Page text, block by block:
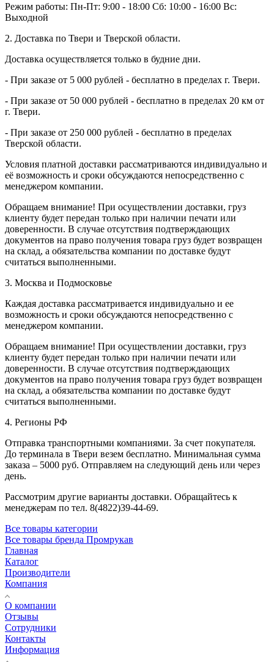
Режим работы: Пн-Пт: 9:00 - 18:00 Сб: 10:00 - 16:00 Вс:
Выходной
2. Доставка по Твери и Тверской области.
Доставка осуществляется только в будние дни.
- При заказе от 5 000 рублей - бесплатно в пределах г. Твери.
- При заказе от 50 000 рублей - бесплатно в пределах 20 км от
г. Твери.
- При заказе от 250 000 рублей - бесплатно в пределах
Тверской области.
Условия платной доставки рассматриваются индивидуально и
её возможность и сроки обсуждаются непосредственно с
менеджером компании.
Обращаем внимание! При осуществлении доставки, груз
клиенту будет передан только при наличии печати или
доверенности. В случае отсутствия подтверждающих
документов на право получения товара груз будет возвращен
на склад, а обязательства компании по доставке будут
считаться выполненными.
3. Москва и Подмосковье
Каждая доставка рассматривается индивидуально и ее
возможность и сроки обсуждаются непосредственно с
менеджером компании.
Обращаем внимание! При осуществлении доставки, груз
клиенту будет передан только при наличии печати или
доверенности. В случае отсутствия подтверждающих
документов на право получения товара груз будет возвращен
на склад, а обязательства компании по доставке будут
считаться выполненными.
4. Регионы РФ
Отправка транспортными компаниями. За счет покупателя.
До терминала в Твери везем бесплатно. Минимальная сумма
заказа – 5000 руб. Отправляем на следующий день или через
день.
Рассмотрим другие варианты доставки. Обращайтесь к
менеджерам по тел. 8(4822)39-44-69.
Все товары категории
Все товары бренда Промрукав
Главная
Каталог
Производители
Компания
О компании
Отзывы
Сотрудники
Контакты
Информация